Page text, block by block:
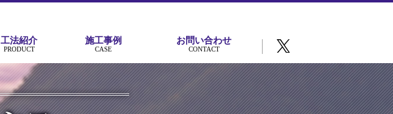
工法紹介
PRODUCT
施工事例
CASE
お問い合わせ
CONTACT